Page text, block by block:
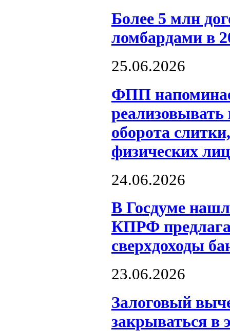
Более 5 млн
ломбардами в
25.06.2026
ФПП
оборота
физических
24.06.2026
В Госдуме
КПРФ
сверхдоходы
23.06.2026
Залоговый
закрываться в